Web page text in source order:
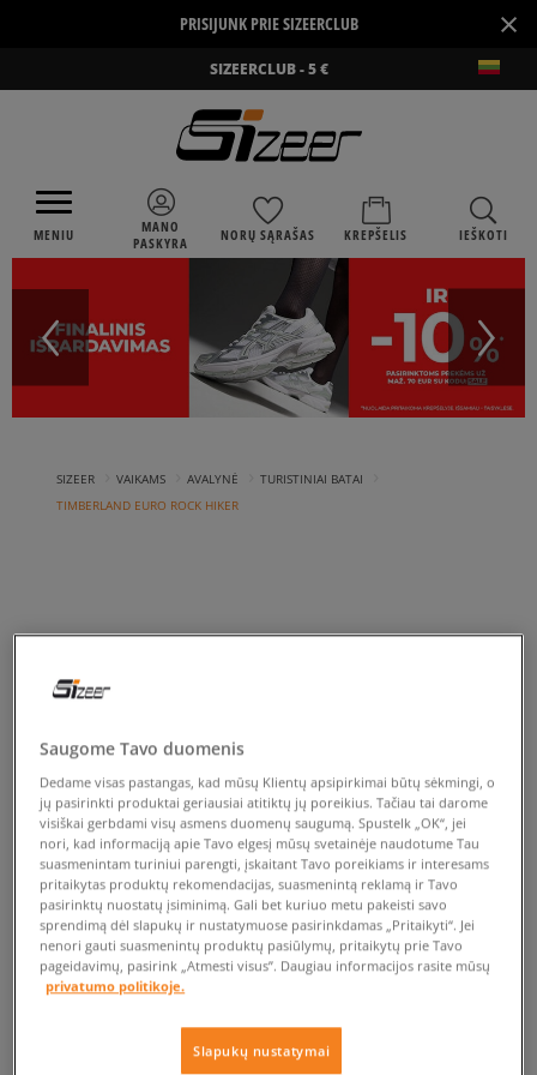
PRISIJUNK PRIE SIZEERCLUB ×
SIZEERCLUB - 5 €
MENIU
MANO
PASKYRA
NORŲ SĄRAŠAS KREPŠELIS IEŠKOTI
SIZEER VAIKAMS AVALYNĖ TURISTINIAI BATAI
TIMBERLAND EURO ROCK HIKER
Saugome Tavo duomenis
Dedame visas pastangas, kad mūsų Klientų apsipirkimai būtų sėkmingi, o
jų pasirinkti produktai geriausiai atitiktų jų poreikius. Tačiau tai darome
visiškai gerbdami visų asmens duomenų saugumą. Spustelk „OK“, jei
nori, kad informaciją apie Tavo elgesį mūsų svetainėje naudotume Tau
suasmenintam turiniui parengti, įskaitant Tavo poreikiams ir interesams
pritaikytas produktų rekomendacijas, suasmenintą reklamą ir Tavo
pasirinktų nuostatų įsiminimą. Gali bet kuriuo metu pakeisti savo
sprendimą dėl slapukų ir nustatymuose pasirinkdamas „Pritaikyti“. Jei
nenori gauti suasmenintų produktų pasiūlymų, pritaikytų prie Tavo
pageidavimų, pasirink „Atmesti visus”. Daugiau informacijos rasite mūsų
privatumo politikoje.
Slapukų nustatymai